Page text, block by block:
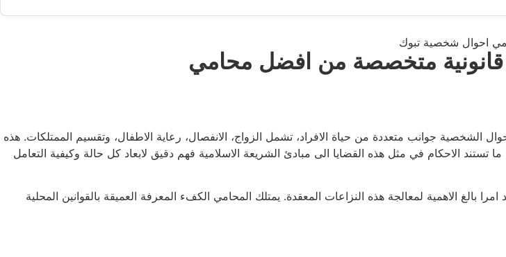
متخصصة من افضل محامي
الشخصية جوانب متعددة من حياة الافراد، تشمل الزواج، الانفصال، رعاية الاطفال، وتقسيم الممتلكات. هذه
الاحكام في مثل هذه القضايا الى مبادئ الشريعة الاسلامية فهم دقيق لابعاد كل حالة وكيفية التعامل
امرا بالغ الاهمية لمعالجة هذه النزاعات المعقدة. يمتلك المحامي الكفء المعرفة العميقة بالقوانين المحلية